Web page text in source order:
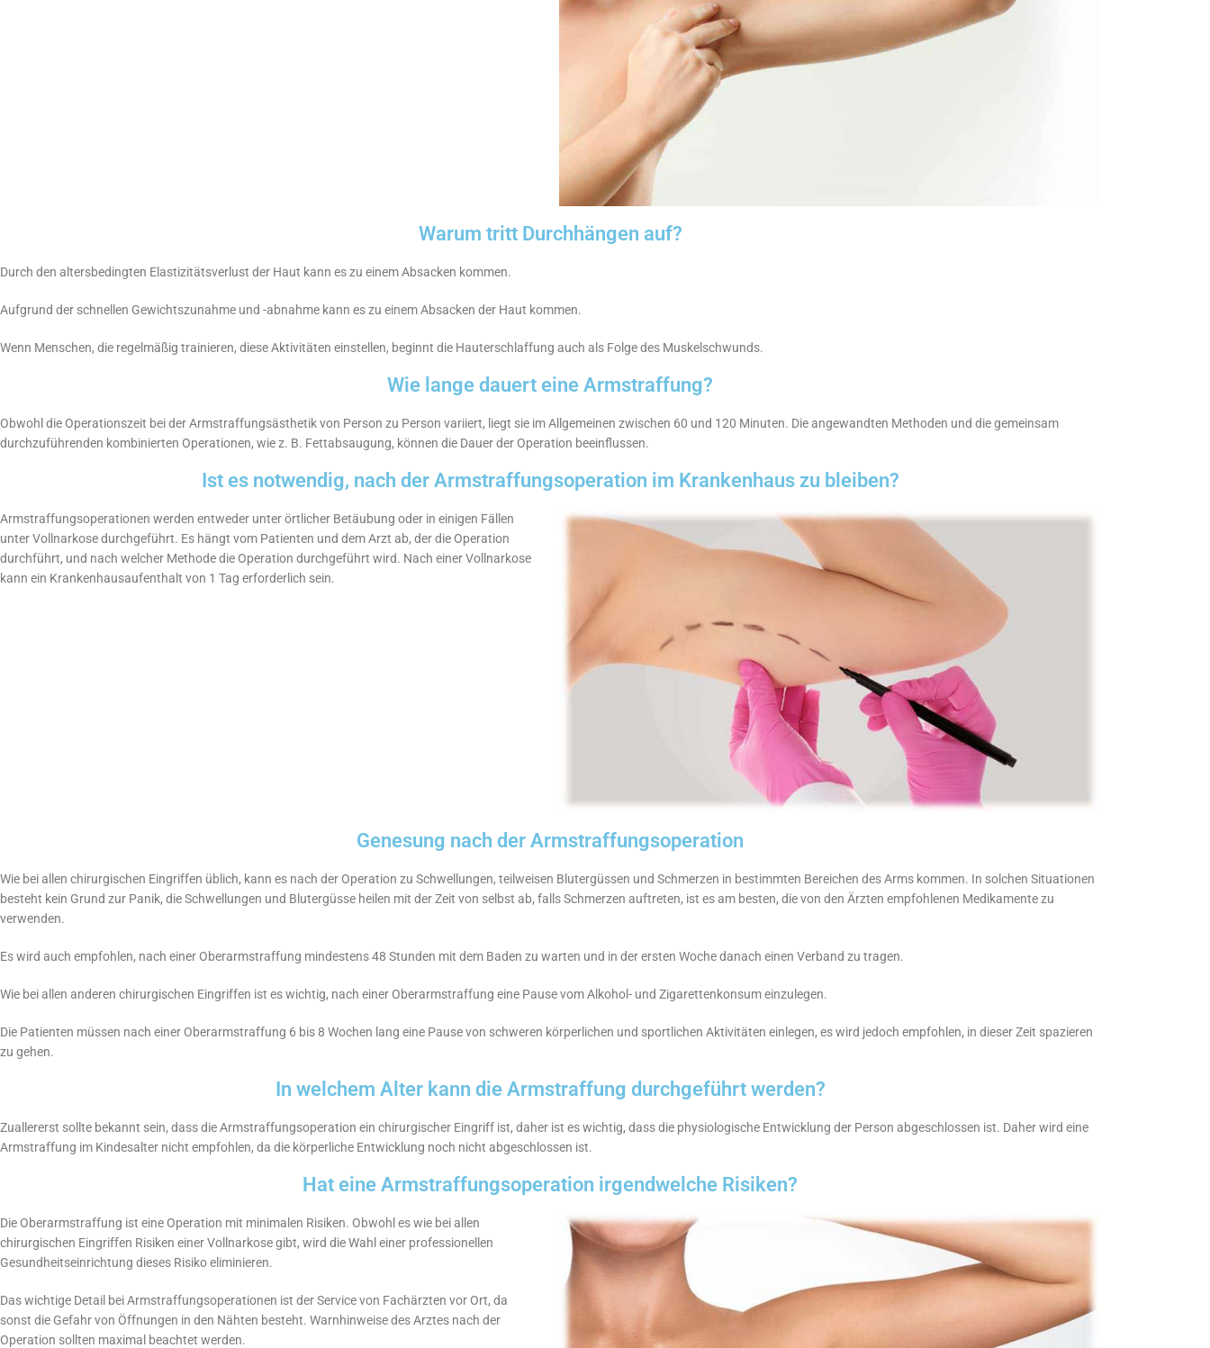
Warum tritt Durchhängen auf?
Durch den altersbedingten Elastizitätsverlust der Haut kann es zu einem Absacken kommen.
Aufgrund der schnellen Gewichtszunahme und -abnahme kann es zu einem Absacken der Haut kommen.
Wenn Menschen, die regelmäßig trainieren, diese Aktivitäten einstellen, beginnt die Hauterschlaffung auch als Folge des Muskelschwunds.
Wie lange dauert eine Armstraffung?
Obwohl die Operationszeit bei der Armstraffungsästhetik von Person zu Person variiert, liegt sie im Allgemeinen zwischen 60 und 120 Minuten. Die angewandten Methoden und die gemeinsam
durchzuführenden kombinierten Operationen, wie z. B. Fettabsaugung, können die Dauer der Operation beeinflussen.
Ist es notwendig, nach der Armstraffungsoperation im Krankenhaus zu bleiben?
Armstraffungsoperationen werden entweder unter örtlicher Betäubung oder in einigen Fällen
unter Vollnarkose durchgeführt. Es hängt vom Patienten und dem Arzt ab, der die Operation
durchführt, und nach welcher Methode die Operation durchgeführt wird. Nach einer Vollnarkose
kann ein Krankenhausaufenthalt von 1 Tag erforderlich sein.
Genesung nach der Armstraffungsoperation
Wie bei allen chirurgischen Eingriffen üblich, kann es nach der Operation zu Schwellungen, teilweisen Blutergüssen und Schmerzen in bestimmten Bereichen des Arms kommen. In solchen Situationen
besteht kein Grund zur Panik, die Schwellungen und Blutergüsse heilen mit der Zeit von selbst ab, falls Schmerzen auftreten, ist es am besten, die von den Ärzten empfohlenen Medikamente zu
verwenden.
Es wird auch empfohlen, nach einer Oberarmstraffung mindestens 48 Stunden mit dem Baden zu warten und in der ersten Woche danach einen Verband zu tragen.
Wie bei allen anderen chirurgischen Eingriffen ist es wichtig, nach einer Oberarmstraffung eine Pause vom Alkohol- und Zigarettenkonsum einzulegen.
Die Patienten müssen nach einer Oberarmstraffung 6 bis 8 Wochen lang eine Pause von schweren körperlichen und sportlichen Aktivitäten einlegen, es wird jedoch empfohlen, in dieser Zeit spazieren
zu gehen.
In welchem Alter kann die Armstraffung durchgeführt werden?
Zuallererst sollte bekannt sein, dass die Armstraffungsoperation ein chirurgischer Eingriff ist, daher ist es wichtig, dass die physiologische Entwicklung der Person abgeschlossen ist. Daher wird eine
Armstraffung im Kindesalter nicht empfohlen, da die körperliche Entwicklung noch nicht abgeschlossen ist.
Hat eine Armstraffungsoperation irgendwelche Risiken?
Die Oberarmstraffung ist eine Operation mit minimalen Risiken. Obwohl es wie bei allen
chirurgischen Eingriffen Risiken einer Vollnarkose gibt, wird die Wahl einer professionellen
Gesundheitseinrichtung dieses Risiko eliminieren.
Das wichtige Detail bei Armstraffungsoperationen ist der Service von Fachärzten vor Ort, da
sonst die Gefahr von Öffnungen in den Nähten besteht. Warnhinweise des Arztes nach der
Operation sollten maximal beachtet werden.